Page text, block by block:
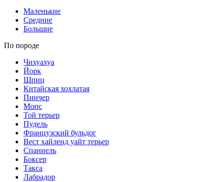
Маленькие
Средние
Большие
По породе
Чихуахуа
Йорк
Шпиц
Китайская хохлатая
Пинчер
Мопс
Той терьер
Пудель
Французский бульдог
Вест хайленд уайт терьер
Спаниель
Боксер
Такса
Лабрадор